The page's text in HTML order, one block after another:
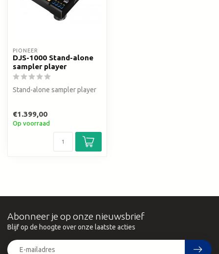
PIONEER
DJS-1000 Stand-alone
sampler player
Stand-alone sampler player
€1.399,00
Op voorraad
Abonneer je op onze nieuwsbrief
Blijf op de hoogte over onze laatste acties